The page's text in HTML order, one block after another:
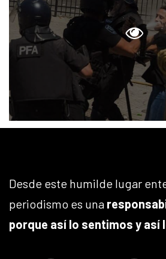
Desde este humilde lugar
periodismo es una
porque así lo sentimos y así